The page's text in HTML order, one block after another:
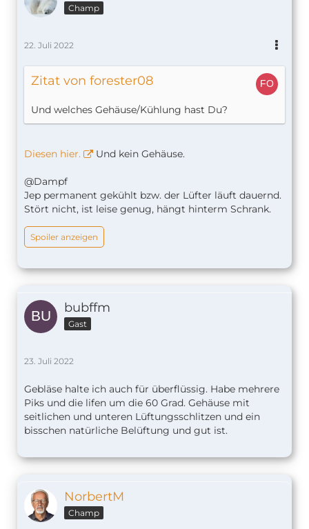
Champ
22. Juli 2022
Zitat von forester08
Und welches Gehäuse/Kühlung hast Du?
Diesen hier. Und kein Gehäuse.
@Dampf
Jep permanent gekühlt bzw. der Lüfter läuft dauernd.
Stört nicht, ist leise genug, hängt hinterm Schrank.
Spoiler anzeigen
bubffm
Gast
23. Juli 2022
Gebläse halte ich auch für überflüssig. Habe mehrere
Piks und die lifen um die 60 Grad. Gehäuse mit
seitlichen und unteren Lüftungsschlitzen und ein
bisschen natürliche Belüftung und gut ist.
NorbertM
Champ